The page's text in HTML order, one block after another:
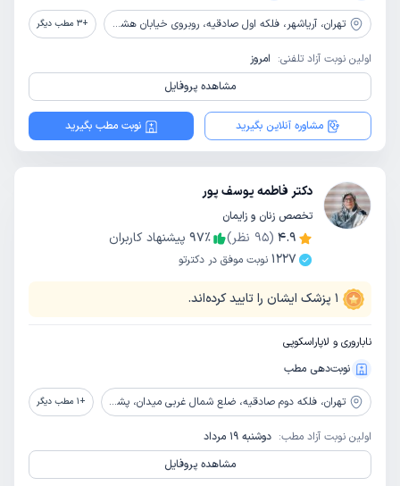
تهران، آریاشهر، فلکه اول صادقیه، روبروی خیابان هشتم، پلاک 1086، طبقه 1 +
3 مطب دیگر
اولین نوبت آزاد تلفنی: امروز
مشاهده پروفایل
مشاوره آنلاین بگیرید نوبت مطب بگیرید
دکتر فاطمه یوسف پور
تخصص زنان و زایمان
4.9
(
95 نظر) 97٪
پیشنهاد کاربران
1227 نوبت موفق در دکترتو
1 پزشک ایشان را تایید کرده‌اند.
ناباروری و لاپاراسکوپی
نوبت‌دهی مطب
تهران، فلکه دوم صادقیه، ضلع شمال غربی میدان، پشت پارک استقلال، مرکز تجاری صادقیه، طبقه 2، واحد 7 +
1 مطب دیگر
اولین نوبت آزاد مطب: دوشنبه 19 مرداد
مشاهده پروفایل